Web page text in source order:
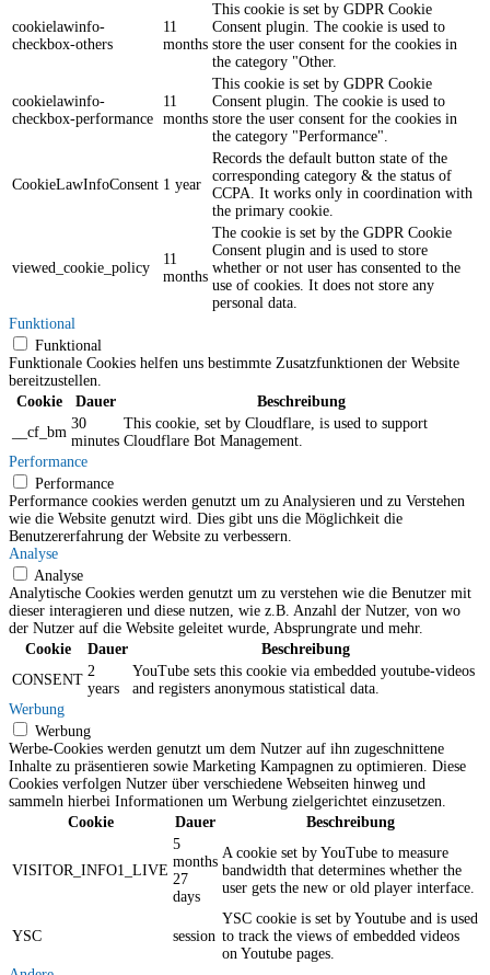
cookielawinfo-
checkbox-others
11
months
This cookie is set by GDPR Cookie
Consent plugin. The cookie is used to
store the user consent for the cookies in
the category "Other.
cookielawinfo-
checkbox-performance
11
months
This cookie is set by GDPR Cookie
Consent plugin. The cookie is used to
store the user consent for the cookies in
the category "Performance".
CookieLawInfoConsent 1 year
Records the default button state of the
corresponding category & the status of
CCPA. It works only in coordination with
the primary cookie.
viewed_cookie_policy
11
months
The cookie is set by the GDPR Cookie
Consent plugin and is used to store
whether or not user has consented to the
use of cookies. It does not store any
personal data.
Funktional
Funktional
Funktionale Cookies helfen uns bestimmte Zusatzfunktionen der Website
bereitzustellen.
Cookie
Dauer
Beschreibung
__cf_bm
30
minutes
This cookie, set by Cloudflare, is used to support
Cloudflare Bot Management.
Performance
Performance
Performance cookies werden genutzt um zu Analysieren und zu Verstehen
wie die Website genutzt wird. Dies gibt uns die Möglichkeit die
Benutzererfahrung der Website zu verbessern.
Analyse
Analyse
Analytische Cookies werden genutzt um zu verstehen wie die Benutzer mit
dieser interagieren und diese nutzen, wie z.B. Anzahl der Nutzer, von wo
der Nutzer auf die Website geleitet wurde, Absprungrate und mehr.
Cookie
Dauer
Beschreibung
CONSENT
2
years
YouTube sets this cookie via embedded youtube-videos
and registers anonymous statistical data.
Werbung
Werbung
Werbe-Cookies werden genutzt um dem Nutzer auf ihn zugeschnittene
Inhalte zu präsentieren sowie Marketing Kampagnen zu optimieren. Diese
Cookies verfolgen Nutzer über verschiedene Webseiten hinweg und
sammeln hierbei Informationen um Werbung zielgerichtet einzusetzen.
Cookie
Dauer Beschreibung
VISITOR_INFO1_LIVE
5
months
27
days
A cookie set by YouTube to measure
bandwidth that determines whether the
user gets the new or old player interface.
YSC session
YSC cookie is set by Youtube and is used
to track the views of embedded videos
on Youtube pages.